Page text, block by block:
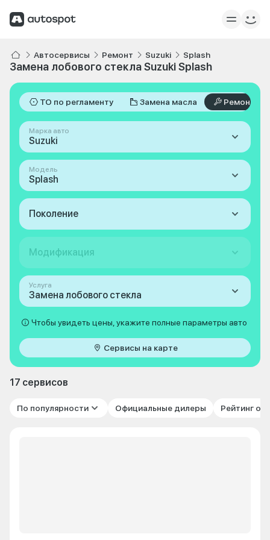
Автосервисы Ремонт Suzuki Splash
Замена лобового стекла Suzuki Splash
ТО по регламенту Замена масла Ремонт
Марка авто
Suzuki
Модель
Splash
Поколение
Модификация
Услуга
Замена лобового стекла
Чтобы увидеть цены, укажите полные параметры авто
Сервисы на карте
17 сервисов
По популярности Официальные дилеры Рейтинг